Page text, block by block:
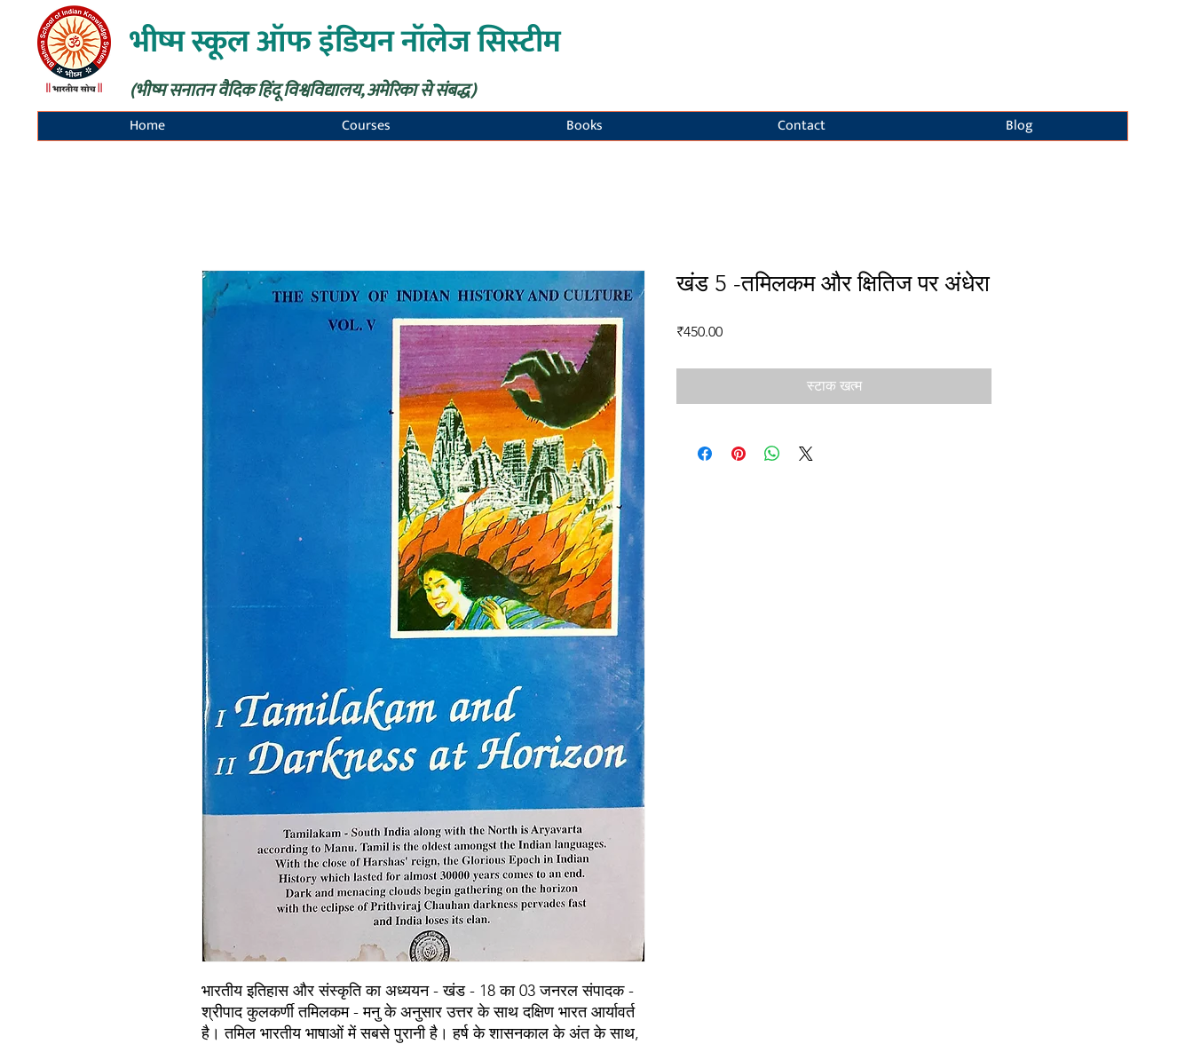
भीष्म स्कूल ऑफ इंडियन नॉलेज सिस्टीम
(भीष्म सनातन वैदिक हिंदू विश्वविद्यालय, अमेरिका से संबद्ध)
Home Courses Books Contact Blog
भारतीय इतिहास और संस्कृति का अध्ययन - खंड - 18 का 03 जनरल संपादक -
श्रीपाद कुलकर्णी तमिलकम - मनु के अनुसार उत्तर के साथ दक्षिण भारत आर्यावर्त
है। तमिल भारतीय भाषाओं में सबसे पुरानी है। हर्ष के शासनकाल के अंत के साथ,
खंड 5 -तमिलकम और क्षितिज पर अंधेरा
₹450.00मूल्य
स्टाक खत्म